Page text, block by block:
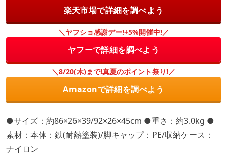
楽天市場で詳細を調べよう
＼ヤフショ感謝デー!+5%開催中!／
ヤフーで詳細を調べよう
＼8/20(木)まで!真夏のポイント祭り!／
Amazonで詳細を調べよう
●サイズ：約86×26×39/92×26×45cm ●重さ：約3.0kg ●
素材：本体：鉄(耐熱塗装)/脚キャップ：PE/収納ケース：
ナイロン